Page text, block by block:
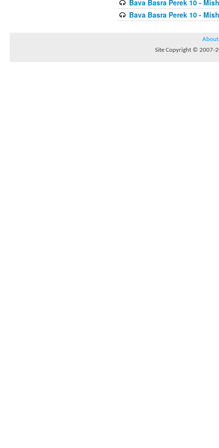
Bava Basra Perek 10 -
Bava Basra Perek 10 -
About
Site Copyright © 2007-